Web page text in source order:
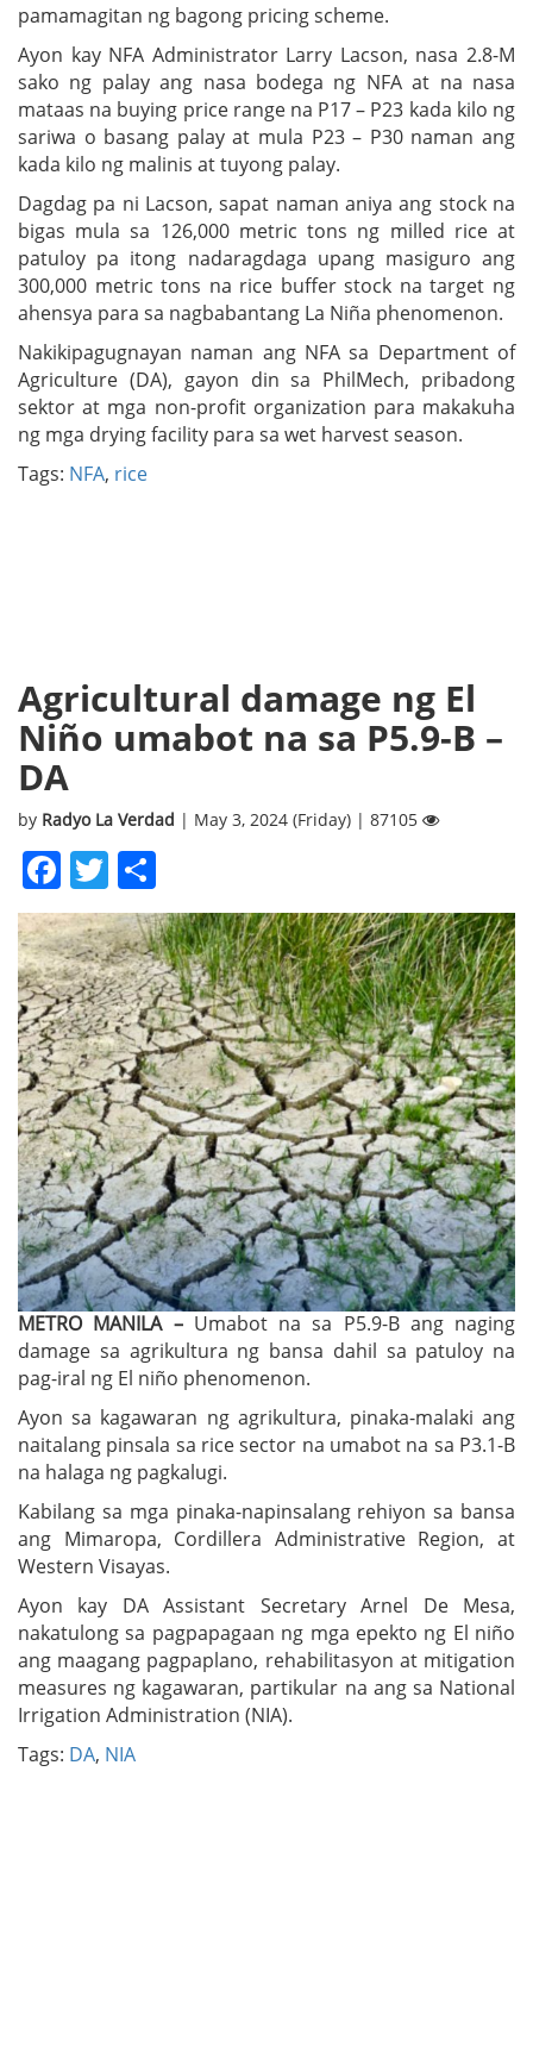
pamamagitan ng bagong pricing scheme.
Ayon kay NFA Administrator Larry Lacson, nasa 2.8-M
sako ng palay ang nasa bodega ng NFA at na nasa
mataas na buying price range na P17 – P23 kada kilo ng
sariwa o basang palay at mula P23 – P30 naman ang
kada kilo ng malinis at tuyong palay.
Dagdag pa ni Lacson, sapat naman aniya ang stock na
bigas mula sa 126,000 metric tons ng milled rice at
patuloy pa itong nadaragdaga upang masiguro ang
300,000 metric tons na rice buffer stock na target ng
ahensya para sa nagbabantang La Niña phenomenon.
Nakikipagugnayan naman ang NFA sa Department of
Agriculture (DA), gayon din sa PhilMech, pribadong
sektor at mga non-profit organization para makakuha
ng mga drying facility para sa wet harvest season.
Tags: NFA, rice
Agricultural damage ng El
Niño umabot na sa P5.9-B –
DA
by Radyo La Verdad | May 3, 2024 (Friday) | 87105
Facebook
Twitter
METRO MANILA –Umabot na sa P5.9-B ang naging
damage sa agrikultura ng bansa dahil sa patuloy na
pag-iral ng El niño phenomenon.
Ayon sa kagawaran ng agrikultura, pinaka-malaki ang
naitalang pinsala sa rice sector na umabot na sa P3.1-B
na halaga ng pagkalugi.
Kabilang sa mga pinaka-napinsalang rehiyon sa bansa
ang Mimaropa, Cordillera Administrative Region, at
Western Visayas.
Ayon kay DA Assistant Secretary Arnel De Mesa,
nakatulong sa pagpapagaan ng mga epekto ng El niño
ang maagang pagpaplano, rehabilitasyon at mitigation
measures ng kagawaran, partikular na ang sa National
Irrigation Administration (NIA).
Tags: DA, NIA